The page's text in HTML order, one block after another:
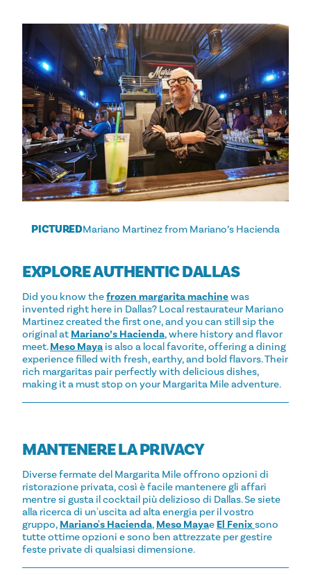
PICTUREDMariano Martinez from Mariano’s Hacienda
EXPLORE AUTHENTIC DALLAS
Did you know thefrozen margarita machinewas
invented right here in Dallas? Local restaurateur Mariano
Martinez created the first one, and you can still sip the
original at Mariano’s Hacienda, where history and flavor
meet.Meso Maya is also a local favorite, offering a dining
experience filled with fresh, earthy, and bold flavors. Their
rich margaritas pair perfectly with delicious dishes,
making it a must stop on your Margarita Mile adventure.
MANTENERE LA PRIVACY
Diverse fermate del Margarita Mile offrono opzioni di
ristorazione privata, così è facile mantenere gli affari
mentre si gusta il cocktail più delizioso di Dallas. Se siete
alla ricerca di un'uscita ad alta energia per il vostro
gruppo, Mariano's Hacienda, Meso Mayae El Fenixsono
tutte ottime opzioni e sono ben attrezzate per gestire
feste private di qualsiasi dimensione.